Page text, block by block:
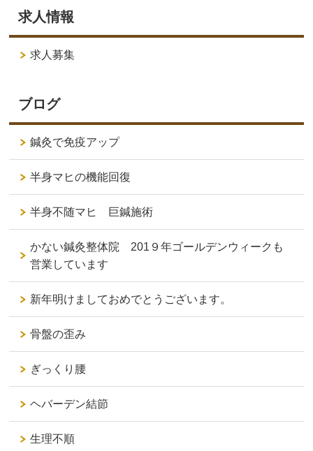
求人情報
求人募集
ブログ
鍼灸で免疫アップ
半身マヒの機能回復
半身不随マヒ 巨鍼施術
かない鍼灸整体院 201９年ゴールデンウィークも
営業しています
新年明けましておめでとうございます。
骨盤の歪み
ぎっくり腰
ヘバーデン結節
生理不順